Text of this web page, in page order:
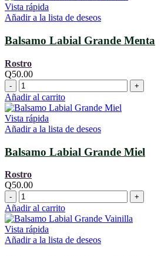
Vista rápida
Añadir a la lista de deseos
Balsamo Labial Grande Menta
Rostro
Q50.00
Balsamo
Labial
Grande
Menta
cantidad
Añadir al carrito
Vista rápida
Añadir a la lista de deseos
Balsamo Labial Grande Miel
Rostro
Q50.00
Balsamo
Labial
Grande
Miel
cantidad
Añadir al carrito
Vista rápida
Añadir a la lista de deseos